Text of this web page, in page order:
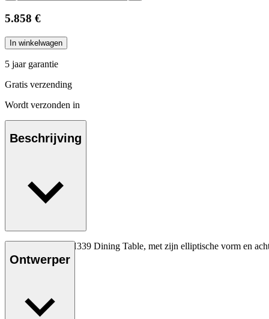
5.858 €
In winkelwagen
5 jaar garantie
Gratis verzending
Wordt verzonden in
Beschrijving
De functionele CH339 Dining Table, met zijn elliptische vorm en
verkocht.
Ontwerper